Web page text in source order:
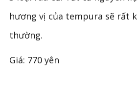
hương vị của tempura sẽ rất
thường.
Giá: 770 yên